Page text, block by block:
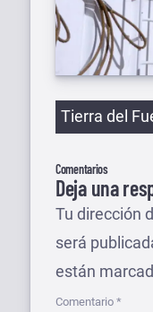
Etiquetas
Tierra del
Comentarios
Deja una
Tu dirección
será
están
Comentario *